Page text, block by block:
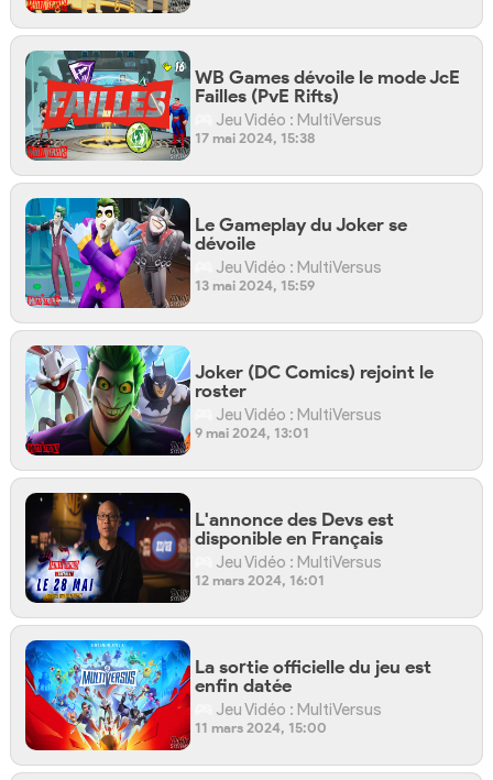
WB Games dévoile le mode JcE
Failles (PvE Rifts)
Jeu Vidéo : MultiVersus
17 mai 2024, 15:38
Le Gameplay du Joker se
dévoile
Jeu Vidéo : MultiVersus
13 mai 2024, 15:59
Joker (DC Comics) rejoint le
roster
Jeu Vidéo : MultiVersus
9 mai 2024, 13:01
L'annonce des Devs est
disponible en Français
Jeu Vidéo : MultiVersus
12 mars 2024, 16:01
La sortie officielle du jeu est
enfin datée
Jeu Vidéo : MultiVersus
11 mars 2024, 15:00